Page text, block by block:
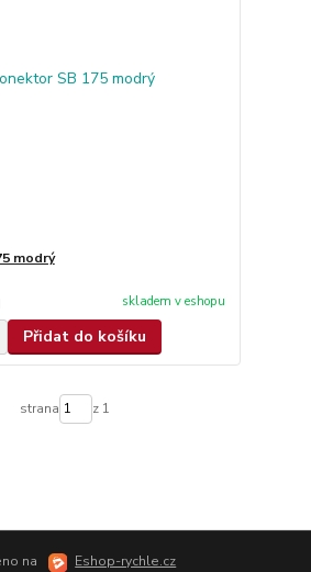
modrý
skladem v eshopu
Přidat do košíku
strana z 1
na Eshop-rychle.cz